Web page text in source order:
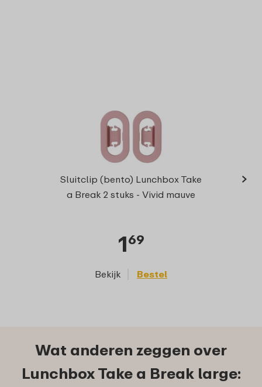
Sluitclip (bento) Lunchbox Take
a Break 2 stuks - Vivid mauve
169
Bekijk Bestel
›
Wat anderen zeggen over
Lunchbox Take a Break large: